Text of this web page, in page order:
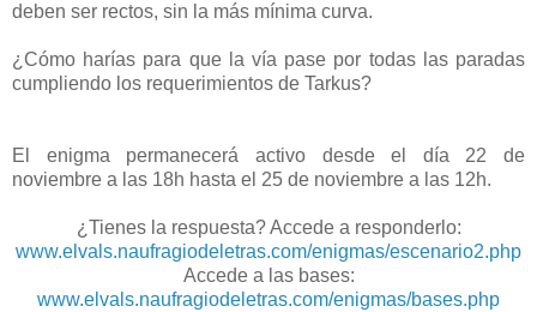
deben ser rectos, sin la más mínima curva.
¿Cómo harías para que la vía pase por todas las paradas
cumpliendo los requerimientos de Tarkus?
El enigma permanecerá activo desde el día 22 de
noviembre a las 18h hasta el 25 de noviembre a las 12h.
¿Tienes la respuesta? Accede a responderlo:
www.elvals.naufragiodeletras.com/enigmas/escenario2.php
Accede a las bases:
www.elvals.naufragiodeletras.com/enigmas/bases.php